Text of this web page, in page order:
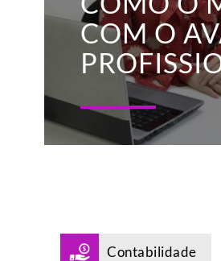
COM O
Contabilidade